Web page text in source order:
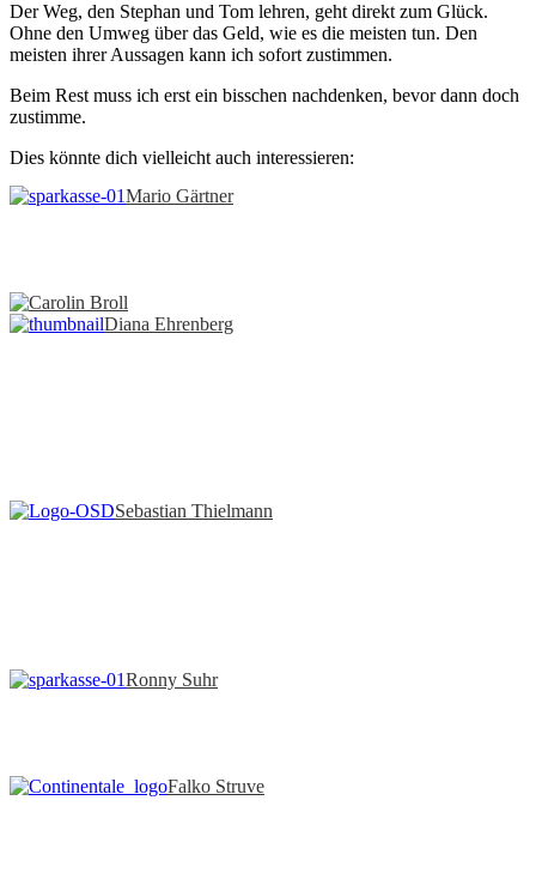
Der Weg, den Stephan und Tom lehren, geht direkt zum Glück.
Ohne den Umweg über das Geld, wie es die meisten tun. Den
meisten ihrer Aussagen kann ich sofort zustimmen.
Beim Rest muss ich erst ein bisschen nachdenken, bevor dann doch
zustimme.
Dies könnte dich vielleicht auch interessieren:
Mario Gärtner
Carolin Broll
Diana Ehrenberg
Sebastian Thielmann
Ronny Suhr
Falko Struve